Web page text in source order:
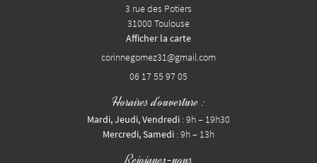
3 rue des Potiers
31000 Toulouse
Afficher la carte
06 17 55 97 05
Horaires d'ouverture :
Mardi, Jeudi, Vendredi : 9h – 19h30
Mercredi, Samedi : 9h – 13h
Rejoignez-nous